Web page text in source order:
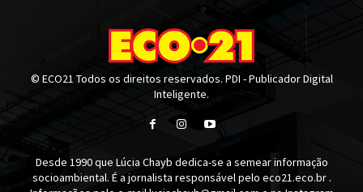
© ECO21 Todos os direitos reservados. PDI - Publicador Digital
Inteligente.
Desde 1990 que Lúcia Chayb dedica-se a semear informação
socioambiental. É a jornalista responsável pelo eco21.eco.br .